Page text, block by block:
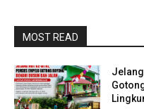
MOST READ
Jelang